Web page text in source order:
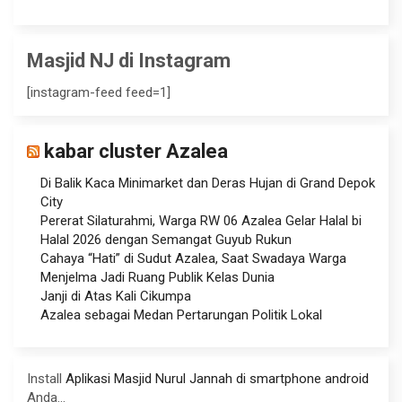
Masjid NJ di Instagram
[instagram-feed feed=1]
kabar cluster Azalea
Di Balik Kaca Minimarket dan Deras Hujan di Grand Depok
City
Pererat Silaturahmi, Warga RW 06 Azalea Gelar Halal bi
Halal 2026 dengan Semangat Guyub Rukun
Cahaya “Hati” di Sudut Azalea, Saat Swadaya Warga
Menjelma Jadi Ruang Publik Kelas Dunia
Janji di Atas Kali Cikumpa
Azalea sebagai Medan Pertarungan Politik Lokal
Install Aplikasi Masjid Nurul Jannah di smartphone android
Anda...